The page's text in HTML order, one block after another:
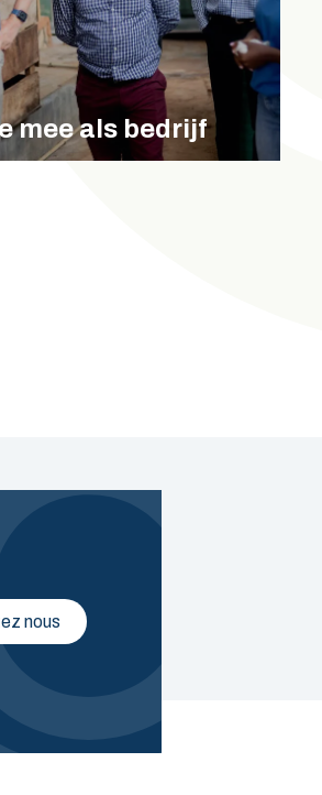
mee als bedrijf
nous